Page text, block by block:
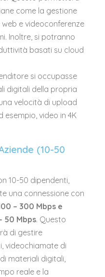
come la gestione
e videoconferenze
Inoltre, si potranno
basati su cloud
si occupasse
digitali della propria
velocità di upload
esempio, video in 4K
(10-50
10-50 dipendenti,
una connessione con
– 300 Mbps e
50 Mbps. Questo
di gestire
videochiamate di
materiali digitali,
reale e la